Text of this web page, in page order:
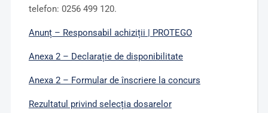
telefon: 0256 499 120.
Anunț – Responsabil achiziții | PROTEGO
Anexa 2 – Declarație de disponibilitate
Anexa 2 – Formular de înscriere la concurs
Rezultatul privind selecția dosarelor